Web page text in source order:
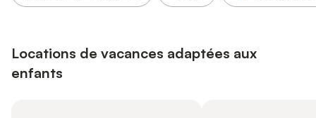
Locations de vacances adaptées aux
enfants